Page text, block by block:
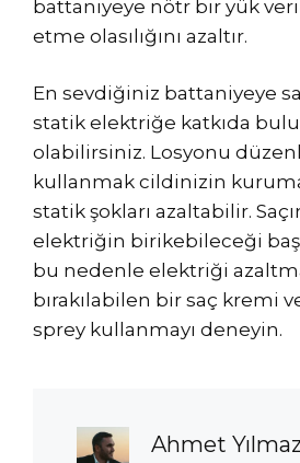
battaniyeye nötr bir yük
etme olasılığını azaltır.
En sevdiğiniz battaniyeye
statik elektriğe katkıda
olabilirsiniz. Losyonu
kullanmak cildinizin
statik şokları azaltabilir.
elektriğin birikebileceği
bu nedenle elektriği
bırakılabilen bir saç kremi
sprey kullanmayı deneyin.
Ahmet Yılmaz